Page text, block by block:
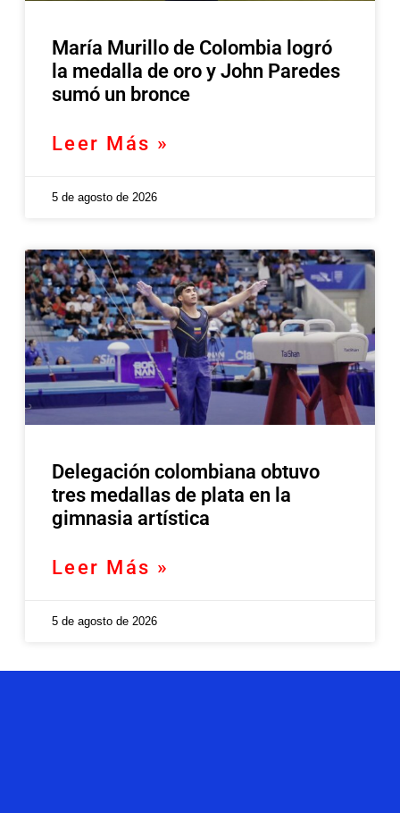
María Murillo de Colombia logró
la medalla de oro y John Paredes
sumó un bronce
Leer Más »
5 de agosto de 2026
Delegación colombiana obtuvo
tres medallas de plata en la
gimnasia artística
Leer Más »
5 de agosto de 2026